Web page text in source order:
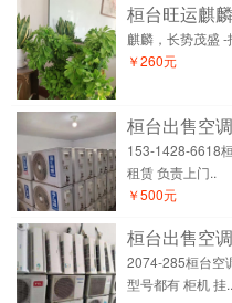
桓台旺运麒麟
麒麟，长势茂盛
￥260元
桓台出售空
153-1428-6618
租赁 负责上门..
￥500元
桓台出售空
2074-285桓台空
型号都有 柜机 挂..